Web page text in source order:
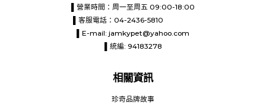
▌營業時間：周一至周五 09:00-18:00
▌客服電話：04-2436-5810
▌E-mail: jamkypet@yahoo.com
▌統編: 94183278
相關資訊
珍奇品牌故事